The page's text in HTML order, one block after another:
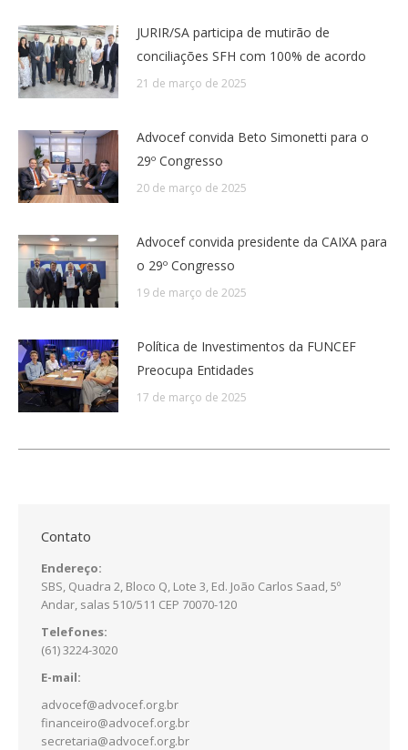
JURIR/SA participa de mutirão de
conciliações SFH com 100% de acordo
21 de março de 2025
Advocef convida Beto Simonetti para o
29º Congresso
20 de março de 2025
Advocef convida presidente da CAIXA para
o 29º Congresso
19 de março de 2025
Política de Investimentos da FUNCEF
Preocupa Entidades
17 de março de 2025
Contato
Endereço:
SBS, Quadra 2, Bloco Q, Lote 3, Ed. João Carlos Saad, 5º
Andar, salas 510/511 CEP 70070-120
Telefones:
(61) 3224-3020
E-mail:
advocef@advocef.org.br
financeiro@advocef.org.br
secretaria@advocef.org.br